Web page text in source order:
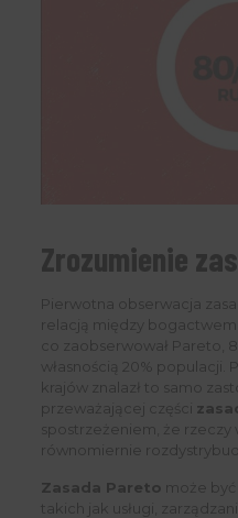
Zrozumienie
Pierwotna obserwacja
relacją między
co zaobserwował Pareto,
własnością 20%
krajów znalazł to samo
przeważającej części
spostrzeżeniem, że rzeczy
równomiernie
Zasada Pareto może być
takich jak usługi,